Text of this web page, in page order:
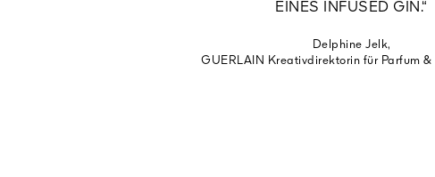
EINES INFUSED GIN.“
Delphine Jelk,
GUERLAIN Kreativdirektorin für Parfum &